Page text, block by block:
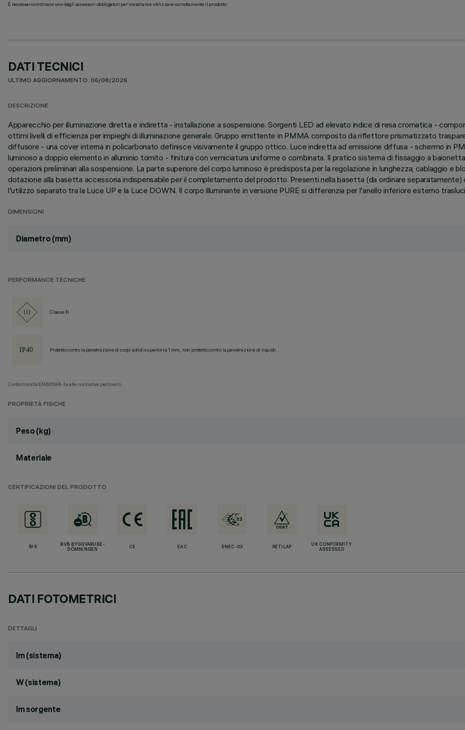
È necessario ordinare uno degli accessori obbligatori per installare e utilizzare correttamente il prodotto:
DATI TECNICI
ULTIMO AGGIORNAMENTO: 06/08/2026
DESCRIZIONE
Apparecchio per illuminazione diretta e indiretta - installazione a sospensione. Sorgenti LED ad elevato indice di resa cromatica -
ottimi livelli di efficienza per impieghi di illuminazione generale. Gruppo emittente in PMMA composto da riflettore prismatizzato
diffusore - una cover interna in policarbonato definisce visivamente il gruppo ottico. Luce indiretta ad emissione diffusa - schermo in
luminoso a doppio elemento in alluminio tornito - finitura con verniciatura uniforme o combinata. Il pratico sistema di fissaggio a
operazioni preliminari alla sospensione. La parte superiore del corpo luminoso è predisposta per la regolazione in lunghezza, cablaggio e
dotazione alla basetta accessoria indispensabile per il completamento del prodotto. Presenti nella basetta (da ordinare
l'utilizzo separato tra la Luce UP e la Luce DOWN. Il corpo illuminante in versione PURE si differenzia per l'anello inferiore esterno
DIMENSIONI
Diametro (mm)
PERFORMANCE TECNICHE
Classe III
Protetto contro la penetrazione di corpi solidi superiori a 1 mm, non protetto contro la penetrazione di liquidi.
Conforme alla EN60598-1 e alle normative pertinenti.
PROPRIETÀ FISICHE
Peso (kg)
Materiale
CERTIFICAZIONI DEL PRODOTTO
BIS
BVB BYGGVARUBE-
DÖMNINGEN
CE EAC ENEC-03 RETILAP
UK CONFORMITY
ASSESSED
DATI FOTOMETRICI
DETTAGLI
lm (sistema)
W (sistema)
lm sorgente